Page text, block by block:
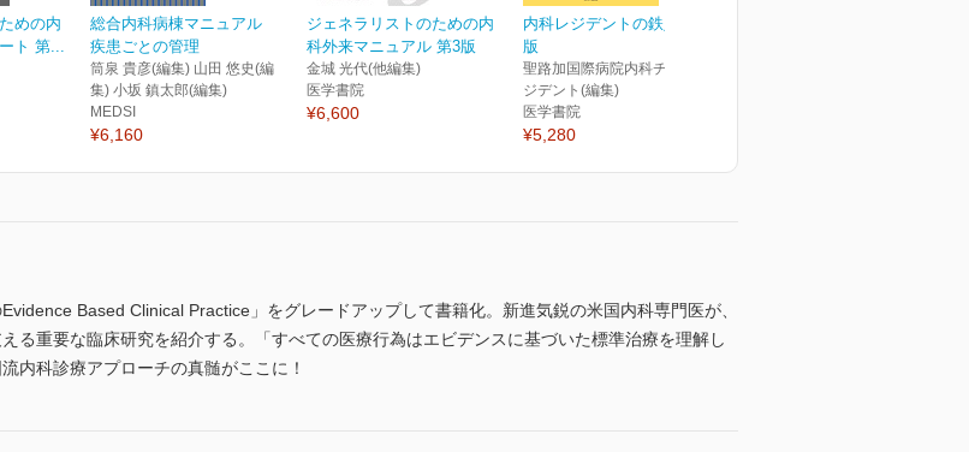
めの内
ト 第...
総合内科病棟マニュアル
疾患ごとの管理
筒泉 貴彦(編集) 山田 悠史(編
集) 小坂 鎮太郎(編集)
MEDSI
¥6,160
ジェネラリストのための内
科外来マニュアル 第3版
金城 光代(他編集)
医学書院
¥6,600
内科レジデントの鉄則 第4
版
聖路加国際病院内科チーフレ
ジデント(編集)
医学書院
¥5,280
Based Clinical Practice」をグレードアップして書籍化。新進気鋭の米国内科専門医が、
る重要な臨床研究を紹介する。「すべての医療行為はエビデンスに基づいた標準治療を理解し
内科診療アプローチの真髄がここに！